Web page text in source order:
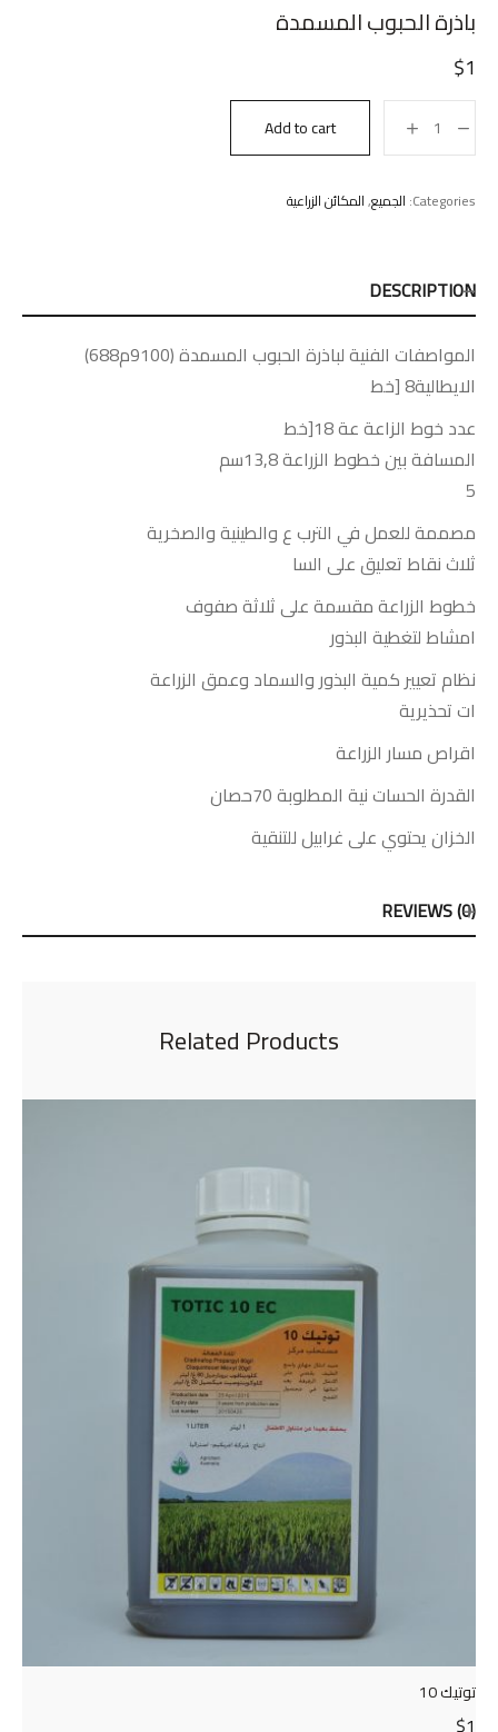
باذرة الحبوب المسمدة
$1
Add to cart
Categories: الجميع,المكائن الزراعية
DESCRIPTION
المواصفات الفنية لباذرة الحبوب المسمدة (9100م688)
الايطالية8 [خط
عدد خوط الزاعة عة 18[خط
المسافة بين خطوط الزراعة 13,8سم
5
مصممة للعمل في الترب ع والطينية والصخرية
ثلاث نقاط تعليق على السا
خطوط الزراعة مقسمة على ثلاثة صفوف
امشاط لتغطية البذور
نظام تعيير كمية البذور والسماد وعمق الزراعة
ات تحذيرية
اقراص مسار الزراعة
القدرة الحسات نية المطلوبة 70حصان
الخزان يحتوي على غرابيل للتنقية
REVIEWS (0)
Related Products
توتيك 10
$1